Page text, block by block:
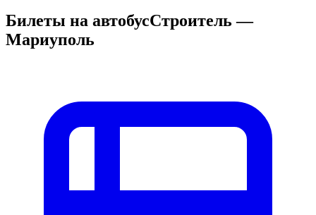
Билеты на автобусСтроитель —
Мариуполь